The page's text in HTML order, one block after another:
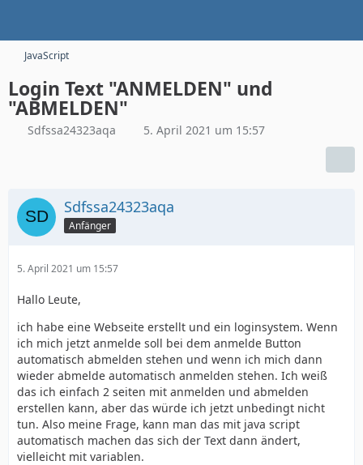
JavaScript
Login Text "ANMELDEN" und
"ABMELDEN"
Sdfssa24323aqa 5. April 2021 um 15:57
Sdfssa24323aqa
Anfänger
5. April 2021 um 15:57
Hallo Leute,
ich habe eine Webseite erstellt und ein loginsystem. Wenn
ich mich jetzt anmelde soll bei dem anmelde Button
automatisch abmelden stehen und wenn ich mich dann
wieder abmelde automatisch anmelden stehen. Ich weiß
das ich einfach 2 seiten mit anmelden und abmelden
erstellen kann, aber das würde ich jetzt unbedingt nicht
tun. Also meine Frage, kann man das mit java script
automatisch machen das sich der Text dann ändert,
vielleicht mit variablen.